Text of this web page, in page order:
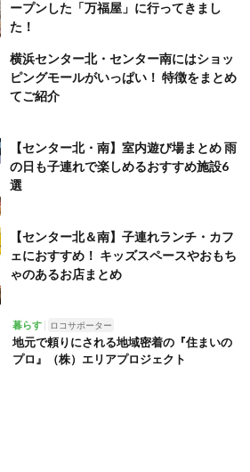
ープンした「万福屋」に行ってきまし
た！
横浜センター北・センター南にはショッ
ピングモールがいっぱい！ 特徴をまとめ
てご紹介
【センター北・南】室内遊び場まとめ 雨
の日も子連れで楽しめるおすすめ施設6
選
【センター北＆南】子連れランチ・カフ
ェにおすすめ！ キッズスペースやおもち
ゃのあるお店まとめ
暮らす ロコサポーター
地元で頼りにされる地域密着の『住まいの
プロ』（株）エリアプロジェクト